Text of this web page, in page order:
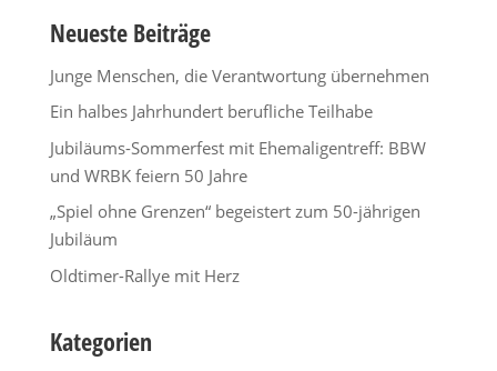
Neueste Beiträge
Junge Menschen, die Verantwortung übernehmen
Ein halbes Jahrhundert berufliche Teilhabe
Jubiläums-Sommerfest mit Ehemaligentreff: BBW
und WRBK feiern 50 Jahre
„Spiel ohne Grenzen“ begeistert zum 50-jährigen
Jubiläum
Oldtimer-Rallye mit Herz
Kategorien